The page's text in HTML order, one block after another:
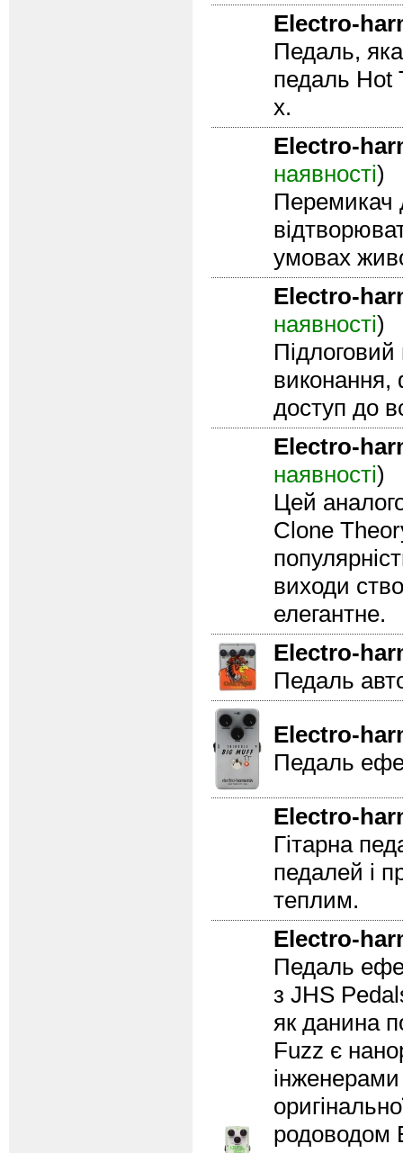
Electro-
Педаль,
педаль Hot
х.
Electro-
наявності)
Перемикач
умовах
Electro-
наявності)
виконання,
доступ до
Electro-
наявності)
Цей
Clone
виходи
елегантне.
Electro-
Педаль
Electro-
Педаль
Electro-
Гітарна
педалей і
теплим.
Electro-
Педаль
з JHS
як данина
Fuzz є
інженерами
родоводом